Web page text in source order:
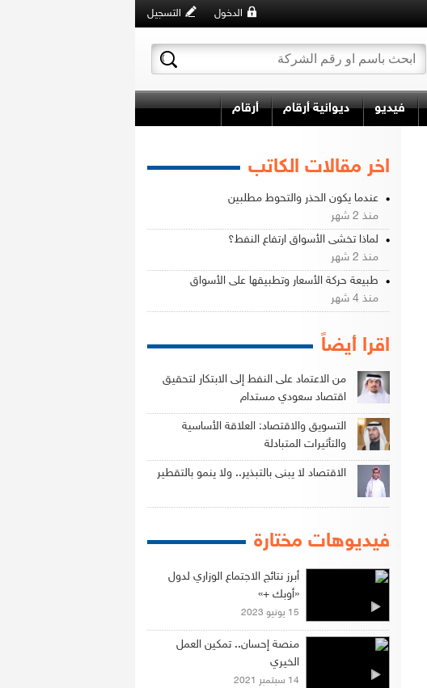
التسجيل الدخول
فيديو ديوانية أرقام أرقام
اخر مقالات الكاتب
عندما يكون الحذر والتحوط مطلبين
منذ 2 شهر
لماذا تخشى الأسواق ارتفاع النفط؟
منذ 2 شهر
طبيعة حركة الأسعار وتطبيقها على الأسواق
منذ 4 شهر
اقرا أيضاً
من الاعتماد على النفط إلى الابتكار لتحقيق
اقتصاد سعودي مستدام
التسويق والاقتصاد: العلاقة الأساسية
والتأثيرات المتبادلة
الاقتصاد لا يبنى بالتبذير.. ولا ينمو بالتقطير
فيديوهات مختارة
أبرز نتائج الاجتماع الوزاري لدول
«أوبك +»
15 يونيو 2023
منصة إحسان.. تمكين العمل
الخيري
14 سبتمبر 2021